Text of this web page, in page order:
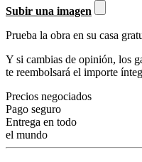
Subir una imagen
Prueba la obra en su casa
Y si cambias de opinión, los
te reembolsará el importe
Precios negociados
Pago seguro
Entrega en todo
el mundo